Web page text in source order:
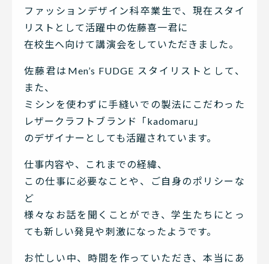
ファッションデザイン科卒業生で、現在スタイ
リストとして活躍中の佐藤喜一君に
在校生へ向けて講演会をしていただきました。
佐藤君はMen’s FUDGE スタイリストとして、
また、
ミシンを使わずに手縫いでの製法にこだわった
レザークラフトブランド「kadomaru」
のデザイナーとしても活躍されています。
仕事内容や、これまでの経緯、
この仕事に必要なことや、ご自身のポリシーな
ど
様々なお話を聞くことができ、学生たちにとっ
ても新しい発見や刺激になったようです。
お忙しい中、時間を作っていただき、本当にあ